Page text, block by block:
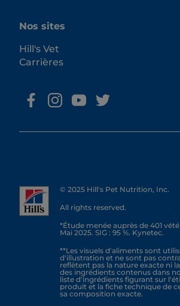
Nos sites
Hill's Vet
Carrières
© 2025 Hill's Pet Nutrition, Inc.
All rights reserved.
*Étude menée auprès de 401
Mai 2025. SIG : 95 %. Kynetec.
**Les visuels d'aliments sont
d'illustration et ne sont pas
reflètent pas la nature exacte ni
des ingrédients contenus dans
liste d'ingrédients figurant sur
produit et la fiche technique de
sa composition exacte.